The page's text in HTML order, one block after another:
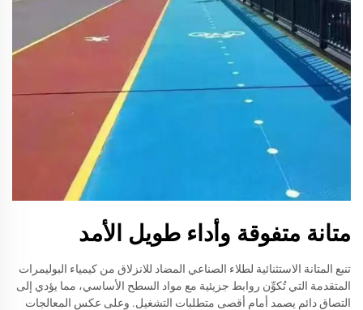
متانة متفوقة وأداء طويل الأمد
تنبع المتانة الاستثنائية لطلاء الصناعي المضاد للانزلاق من كيمياء البوليمرات
المتقدمة التي تُكوِّن روابط جزيئية مع مواد السطح الأساسي، مما يؤدي إلى
التصاق دائم يصمد أمام أقصى متطلبات التشغيل. وعلى عكس المعالجات